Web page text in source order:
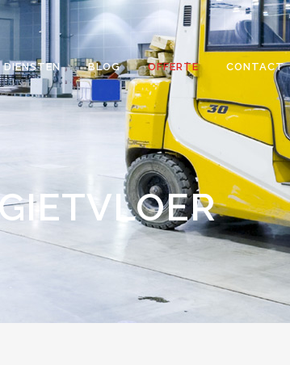
DIENSTEN BLOG OFFERTE CONTACT